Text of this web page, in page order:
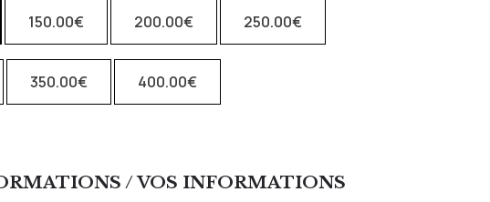
150.00€ 200.00€ 250.00€
350.00€ 400.00€
/ VOS INFORMATIONS